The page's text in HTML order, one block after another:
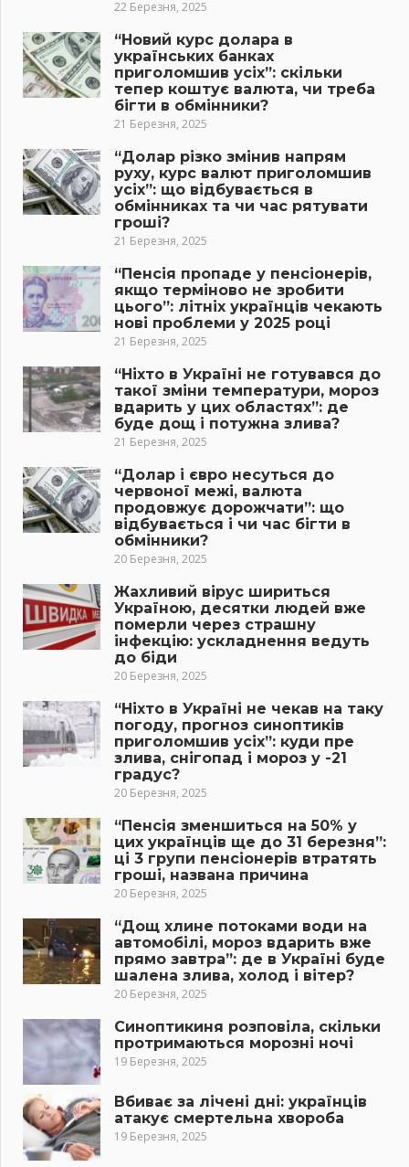
22 Березня, 2025
“Новий курс долара в
українських банках
приголомшив усіх”: скільки
тепер коштує валюта, чи треба
бігти в обмінники?
21 Березня, 2025
“Долар різко змінив напрям
руху, курс валют приголомшив
усіх”: що відбувається в
обмінниках та чи час рятувати
гроші?
21 Березня, 2025
“Пенсія пропаде у пенсіонерів,
якщо терміново не зробити
цього”: літніх українців чекають
нові проблеми у 2025 році
21 Березня, 2025
“Ніхто в Україні не готувався до
такої зміни температури, мороз
вдарить у цих областях”: де
буде дощ і потужна злива?
21 Березня, 2025
“Долар і євро несуться до
червоної межі, валюта
продовжує дорожчати”: що
відбувається і чи час бігти в
обмінники?
20 Березня, 2025
Жахливий вірус шириться
Україною, десятки людей вже
померли через страшну
інфекцію: ускладнення ведуть
до біди
20 Березня, 2025
“Ніхто в Україні не чекав на таку
погоду, прогноз синоптиків
приголомшив усіх”: куди пре
злива, снігопад і мороз у -21
градус?
20 Березня, 2025
“Пенсія зменшиться на 50% у
цих українців ще до 31 березня”:
ці 3 групи пенсіонерів втратять
гроші, названа причина
20 Березня, 2025
“Дощ хлине потоками води на
автомобілі, мороз вдарить вже
прямо завтра”: де в Україні буде
шалена злива, холод і вітер?
20 Березня, 2025
Синоптикиня розповіла, скільки
протримаються морозні ночі
19 Березня, 2025
Вбиває за лічені дні: українців
атакує смертельна хвороба
19 Березня, 2025